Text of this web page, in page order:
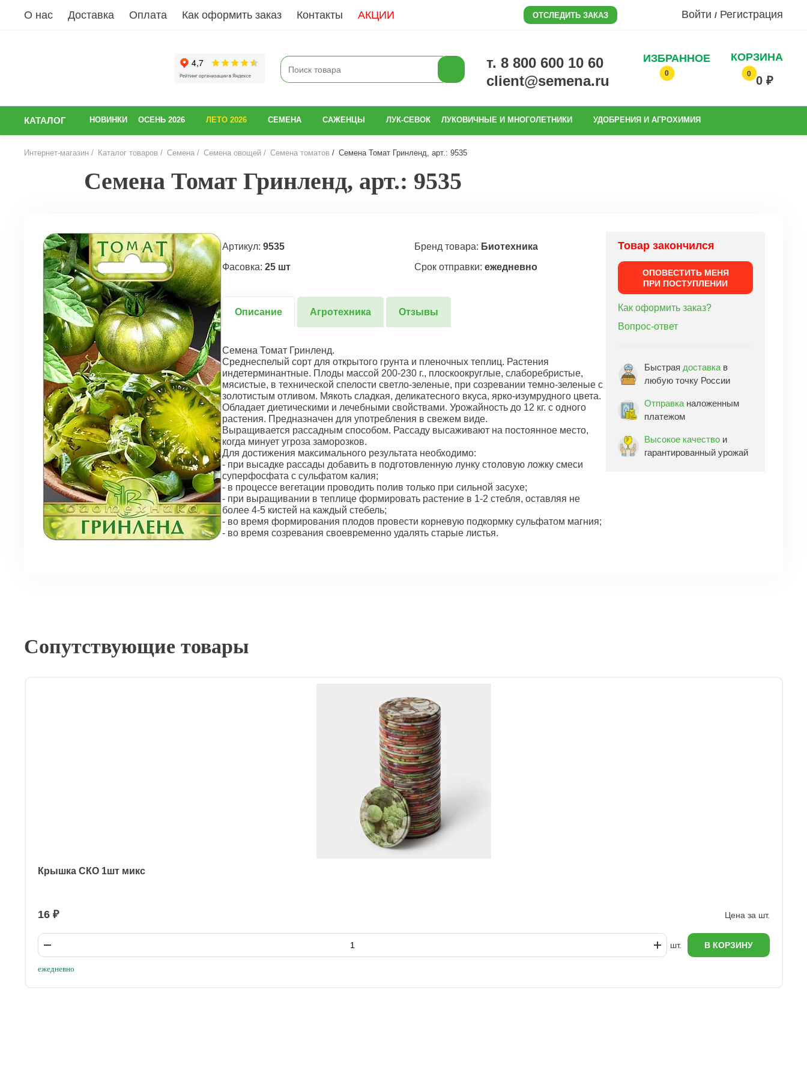
О нас Доставка Оплата Как оформить заказ Контакты АКЦИИ ОТСЛЕДИТЬ ЗАКАЗ Войти / Регистрация
т. 8 800 600 10 60
client@semena.ru
ИЗБРАННОЕ
0
КОРЗИНА
0
0 ₽
КАТАЛОГ НОВИНКИ ОСЕНЬ 2026 ЛЕТО 2026 СЕМЕНА САЖЕНЦЫ ЛУК-СЕВОК ЛУКОВИЧНЫЕ И МНОГОЛЕТНИКИ УДОБРЕНИЯ И АГРОХИМИЯ
Интернет-магазин Каталог товаров Семена Семена овощей Семена томатов Семена Томат Гринленд, арт.: 9535
Семена Томат Гринленд, арт.: 9535
Артикул: 9535 Бренд товара: Биотехника
Фасовка: 25 шт Срок отправки: ежедневно
Описание Агротехника Отзывы
Семена Томат Гринленд.
Среднеспелый сорт для открытого грунта и пленочных теплиц. Растения
индетерминантные. Плоды массой 200-230 г., плоскоокруглые, слаборебристые,
мясистые, в технической спелости светло-зеленые, при созревании темно-зеленые с
золотистым отливом. Мякоть сладкая, деликатесного вкуса, ярко-изумрудного цвета.
Обладает диетическими и лечебными свойствами. Урожайность до 12 кг. с одного
растения. Предназначен для употребления в свежем виде.
Выращивается рассадным способом. Рассаду высаживают на постоянное место,
когда минует угроза заморозков.
Для достижения максимального результата необходимо:
- при высадке рассады добавить в подготовленную лунку столовую ложку смеси
суперфосфата с сульфатом калия;
- в процессе вегетации проводить полив только при сильной засухе;
- при выращивании в теплице формировать растение в 1-2 стебля, оставляя не
более 4-5 кистей на каждый стебель;
- во время формирования плодов провести корневую подкормку сульфатом магния;
- во время созревания своевременно удалять старые листья.
Товар закончился
ОПОВЕСТИТЬ МЕНЯ
ПРИ ПОСТУПЛЕНИИ
Как оформить заказ?
Вопрос-ответ
Быстрая доставка в
любую точку России
Отправка наложенным
платежом
Высокое качество и
гарантированный урожай
Сопутствующие товары
Крышка СКО 1шт микс
16 ₽ Цена за шт.
шт. В КОРЗИНУ
ежедневно